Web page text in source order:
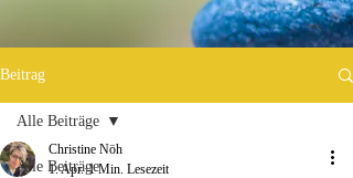
Beitrag
Alle Beiträge
Alle Beiträge
Christine Nöh
1. Apr. 1 Min. Lesezeit